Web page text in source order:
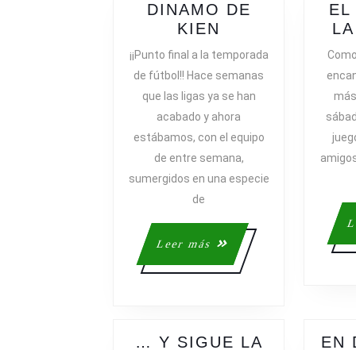
DINAMO DE
KIEN
KIEN
¡¡Punto final a la temporada
de fútbol!! Hace semanas
que las ligas ya se han
acabado y ahora
estábamos, con el equipo
de entre semana,
sumergidos en una especie
de
Leer más
Leer
más
EL
… Y SIGUE LA
EN